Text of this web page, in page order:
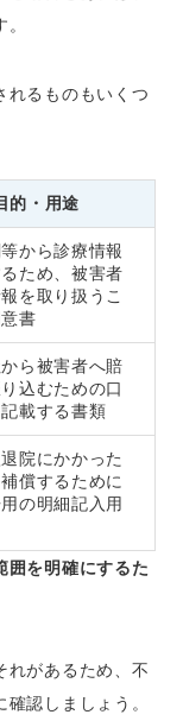
れるものもいくつ
的・用途
から診療情報
ため、被害者
を取り扱うこ
書
ら被害者へ賠
込むための口
載する書類
院にかかった
償するために
の明細記入用
囲を明確にするた
れがある ため、不
認しましょう。